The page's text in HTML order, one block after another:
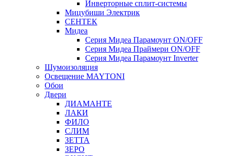
Инверторные сплит-системы
Мицубиши Электрик
СЕНТЕК
Мидеа
Серия Мидеа Парамоунт ON/OFF
Серия Мидеа Праймери ON/OFF
Серия Мидеа Парамоунт Inverter
Шумоизоляция
Освещение MAYTONI
Обои
Двери
ДИАМАНТЕ
ЛАКИ
ФИЛО
СЛИМ
ЗЕТТА
ЗЕРО